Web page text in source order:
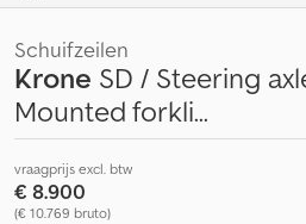
Schuifzeilen
Krone SD / Steering
Mounted forkli...
vraagprijs excl. btw
€ 8.900
(€ 10.769 bruto)